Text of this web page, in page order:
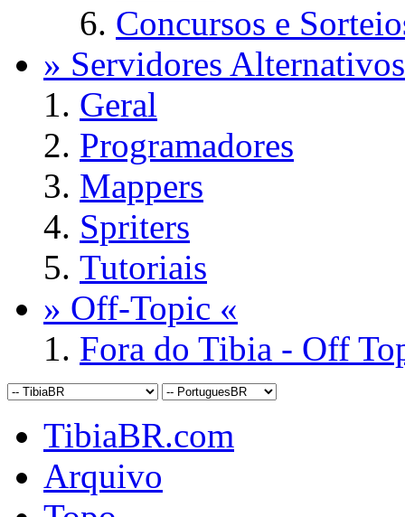
Concursos e
» Servidores
Geral
Programadores
Mappers
Spriters
Tutoriais
» Off-Topic «
Fora do Tibia - Off
TibiaBR.com
Arquivo